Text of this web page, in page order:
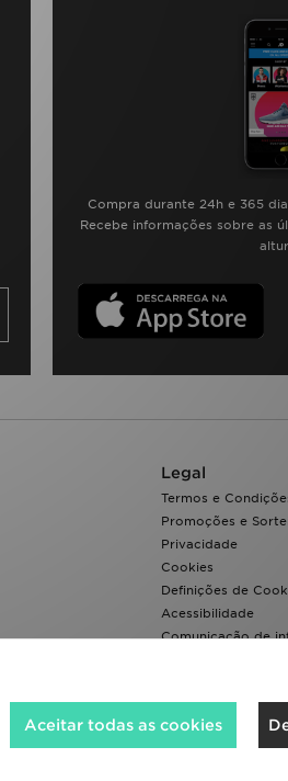
Compra durante 24h e 365
Recebe informações sobre as
Legal
Termos e
Promoções e
Privacidade
Cookies
Definições de
Acessibilidade
Comunicação de
Aceitamos os
Aceitar todas as cookies